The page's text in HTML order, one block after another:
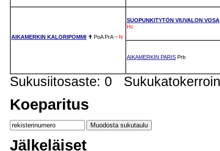
AIKAMERKIN KALORIPOMMI ✝ PoA PrA ~ N
SUOPUNKITYTÖN VIUVALON VOSA
Hc
AIKAMERKIN PARIS Prb
Sukusiitosaste: 0
Koeparitus
Jälkeläiset